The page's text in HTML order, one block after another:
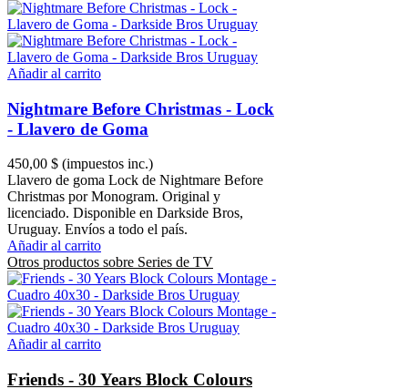
Añadir al carrito
Nightmare Before Christmas - Lock
- Llavero de Goma
450,00 $ (impuestos inc.)
Llavero de goma Lock de Nightmare Before
Christmas por Monogram. Original y
licenciado. Disponible en Darkside Bros,
Uruguay. Envíos a todo el país.
Añadir al carrito
Otros productos sobre Series de TV
Añadir al carrito
Friends - 30 Years Block Colours